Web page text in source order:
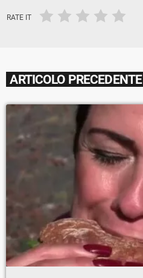
RATE IT
ARTICOLO PRECEDENTE